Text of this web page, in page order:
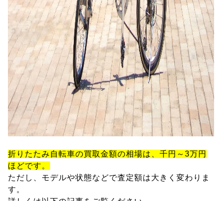
折りたたみ自転車の買取金額の相場は、千円～3万円
ほどです。
ただし、モデルや状態などで査定額は大きく変わりま
す。